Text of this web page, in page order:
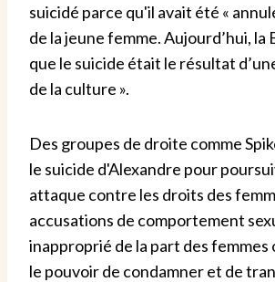
suicidé parce qu'il avait été «
de la jeune femme. Aujourd’hui, la
que le suicide était le résultat
de la culture ».
Des groupes de droite comme
le suicide d'Alexandre pour
attaque contre les droits des
accusations de comportement
inapproprié de la part des femmes
le pouvoir de condamner et de